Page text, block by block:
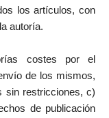
los artículos, con
autoría.
costes por el
de los mismos,
sin restricciones, c)
de publicación